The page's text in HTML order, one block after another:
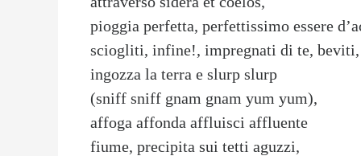
pioggia perfetta, perfettissimo essere
sciogliti, infine!, impregnati di te, beviti,
ingozza la terra e slurp slurp
(sniff sniff gnam gnam yum yum),
affoga affonda affluisci affluente
fiume, precipita sui tetti aguzzi,